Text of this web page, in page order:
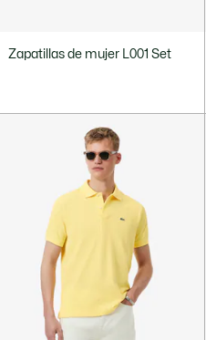
Zapatillas de mujer L001 Set